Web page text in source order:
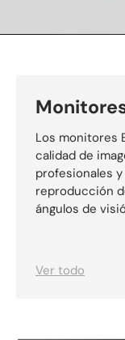
Los monitores
calidad de
profesionales
reproducción
ángulos de
Ver todo